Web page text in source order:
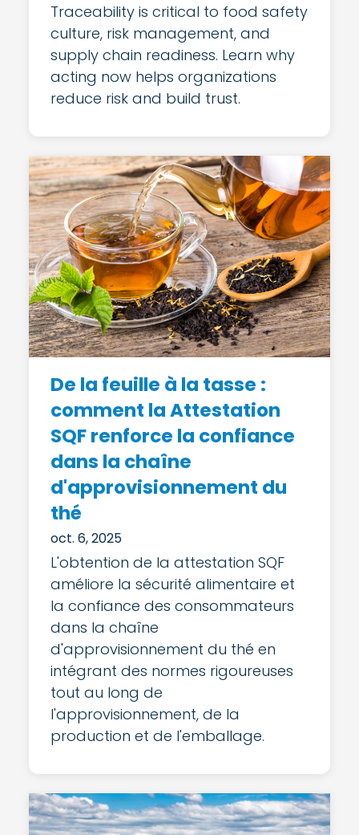
Traceability is critical to food safety
culture, risk management, and
supply chain readiness. Learn why
acting now helps organizations
reduce risk and build trust.
De la feuille à la tasse :
comment la Attestation
SQF renforce la confiance
dans la chaîne
d'approvisionnement du
thé
oct. 6, 2025
L'obtention de la attestation SQF
améliore la sécurité alimentaire et
la confiance des consommateurs
dans la chaîne
d'approvisionnement du thé en
intégrant des normes rigoureuses
tout au long de
l'approvisionnement, de la
production et de l'emballage.